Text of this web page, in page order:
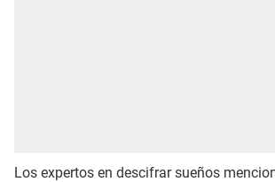
Los expertos en descifrar sueños